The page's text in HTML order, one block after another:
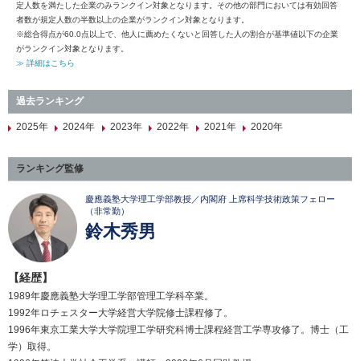
定人数を満たした企業のみランクイン対象となります。その他の部門においては有効回答
者数が規定人数の半数以上の企業がランクイン対象となります。
※総合得点が60.0点以上で、他人に薦めたくないと回答した人の割合が基準値以下の企業
がランクイン対象となります。
≫ 詳細はこちら
過去ランキング
2025年 2024年 2023年 2022年 2021年 2020年
ランキング監修
慶應義塾大学理工学部教授／内閣府 上席科学技術政策フェロー
（非常勤）
鈴木秀男
【経歴】
1989年慶應義塾大学理工学部管理工学科卒業。
1992年ロチェスター大学経営大学院修士課程修了。
1996年東京工業大学大学院理工学研究科博士課程経営工学専攻修了。博士（工
学）取得。